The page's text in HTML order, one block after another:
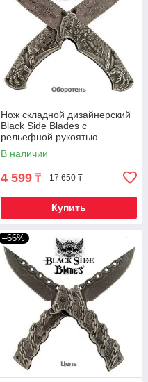
Нож складной дизайнерский
Black Side Blades с
рельефной рукоятью
(Оборотень)
В наличии
4 599 ₸ 17 650 ₸
Купить
–66%